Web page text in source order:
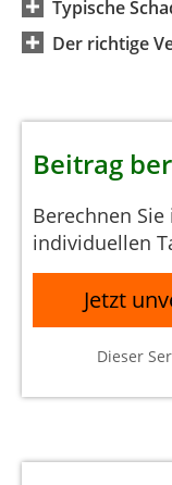
Typische
Der richtige
Beitrag
Berechnen
individuellen
Jetzt
Dieser